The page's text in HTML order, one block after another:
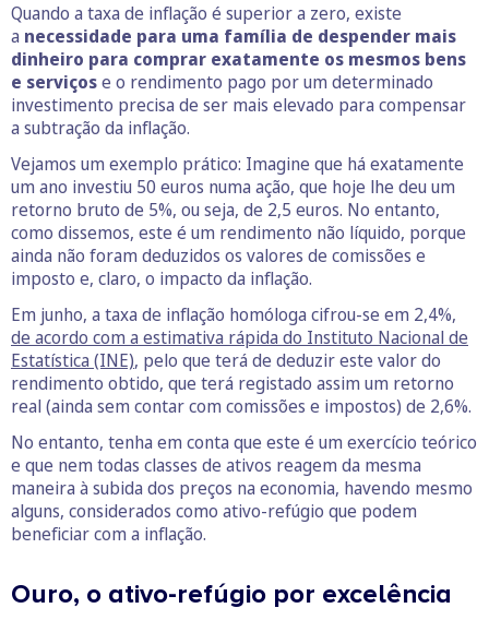
Quando a taxa de inflação é superior a zero, existe
a necessidade para uma família de despender mais
dinheiro para comprar exatamente os mesmos bens
e serviçose o rendimento pago por um determinado
investimento precisa de ser mais elevado para compensar
a subtração da inflação.
Vejamos um exemplo prático: Imagine que há exatamente
um ano investiu 50 euros numa ação, que hoje lhe deu um
retorno bruto de 5%, ou seja, de 2,5 euros. No entanto,
como dissemos, este é um rendimento não líquido, porque
ainda não foram deduzidos os valores de comissões e
imposto e, claro, o impacto da inflação.
Em junho, a taxa de inflação homóloga cifrou-se em 2,4%,
de acordo com a estimativa rápida do Instituto Nacional de
Estatística (INE), pelo que terá de deduzir este valor do
rendimento obtido, que terá registado assim um retorno
real (ainda sem contar com comissões e impostos) de 2,6%.
No entanto, tenha em conta que este é um exercício teórico
e que nem todas classes de ativos reagem da mesma
maneira à subida dos preços na economia, havendo mesmo
alguns, considerados como ativo-refúgio que podem
beneficiar com a inflação.
Ouro, o ativo-refúgio por excelência